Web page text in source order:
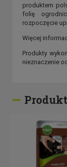
produktem
folię
rozpoczęcie
Więcej
Produkty
nieznaczenie